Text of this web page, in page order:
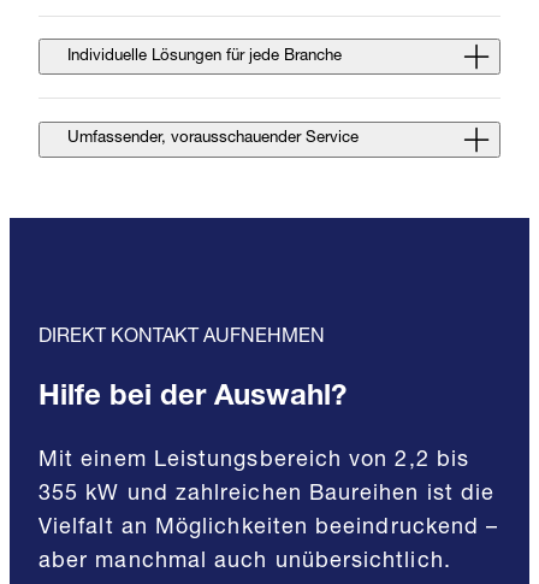
Individuelle Lösungen für jede Branche
Umfassender, vorausschauender Service
DIREKT KONTAKT AUFNEHMEN
Hilfe bei der Auswahl?
Mit einem Leistungsbereich von 2,2 bis
355 kW und zahlreichen Baureihen ist die
Vielfalt an Möglichkeiten beeindruckend –
aber manchmal auch unübersichtlich.